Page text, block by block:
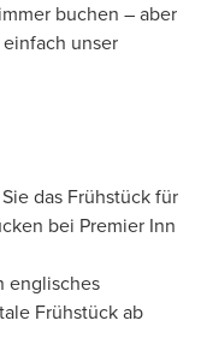
buchen – aber
unser
das Frühstück für
bei Premier Inn
englisches
Frühstück ab